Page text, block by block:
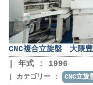
CNC複合立旋盤 大隈
年式 : 1996
カテゴリー : CNC立旋